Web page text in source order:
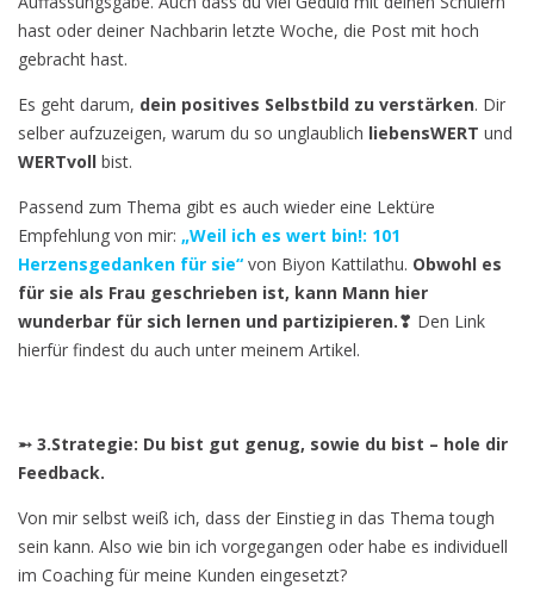
hast oder deiner Nachbarin letzte Woche, die Post mit hoch
gebracht hast.
Es geht darum, dein positives Selbstbild zu verstärken. Dir
selber aufzuzeigen, warum du so unglaublich liebensWERT und
WERTvoll bist.
Passend zum Thema gibt es auch wieder eine Lektüre
Empfehlung von mir: „Weil ich es wert bin!: 101
Herzensgedanken für sie“ von Biyon Kattilathu. Obwohl es
für sie als Frau geschrieben ist, kann Mann hier
wunderbar für sich lernen und partizipieren.❣ Den Link
hierfür findest du auch unter meinem Artikel.
➵ 3.Strategie: Du bist gut genug, sowie du bist – hole dir
Feedback.
Von mir selbst weiß ich, dass der Einstieg in das Thema tough
sein kann. Also wie bin ich vorgegangen oder habe es individuell
im Coaching für meine Kunden eingesetzt?